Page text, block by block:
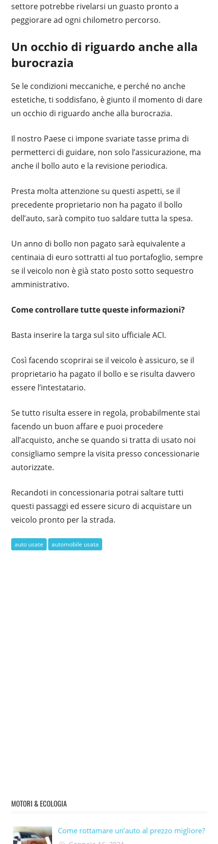
settore potrebbe rivelarsi un guasto pronto a
peggiorare ad ogni chilometro percorso.
Un occhio di riguardo anche alla
burocrazia
Se le condizioni meccaniche, e perché no anche
estetiche, ti soddisfano, è giunto il momento di dare
un occhio di riguardo anche alla burocrazia.
Il nostro Paese ci impone svariate tasse prima di
permetterci di guidare, non solo l’assicurazione, ma
anche il bollo auto e la revisione periodica.
Presta molta attenzione su questi aspetti, se il
precedente proprietario non ha pagato il bollo
dell’auto, sarà compito tuo saldare tutta la spesa.
Un anno di bollo non pagato sarà equivalente a
centinaia di euro sottratti al tuo portafoglio, sempre
se il veicolo non è già stato posto sotto sequestro
amministrativo.
Come controllare tutte queste informazioni?
Basta inserire la targa sul sito ufficiale ACI.
Così facendo scoprirai se il veicolo è assicuro, se il
proprietario ha pagato il bollo e se risulta davvero
essere l’intestatario.
Se tutto risulta essere in regola, probabilmente stai
facendo un buon affare e puoi procedere
all’acquisto, anche se quando si tratta di usato noi
consigliamo sempre la visita presso concessionarie
autorizzate.
Recandoti in concessionaria potrai saltare tutti
questi passaggi ed essere sicuro di acquistare un
veicolo pronto per la strada.
auto usate automobile usata
MOTORI & ECOLOGIA
Come rottamare un’auto al prezzo migliore?